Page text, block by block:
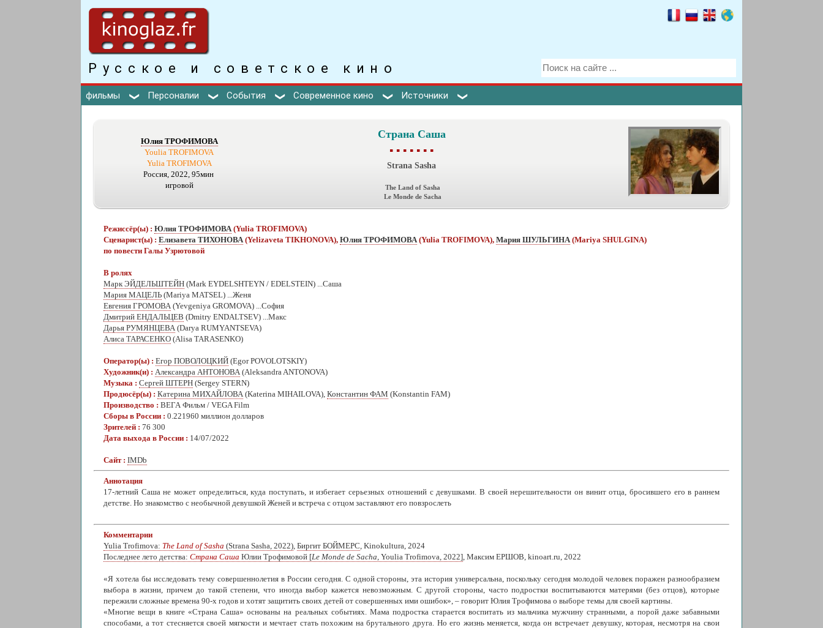
Русское и советское кино
фильмы Персоналии События Современное кино Источники
Юлия ТРОФИМОВА
Youlia TROFIMOVA
Yulia TROFIMOVA
Россия, 2022, 95мин
игровой
Страна Саша
▪ ▪ ▪ ▪ ▪ ▪ ▪
Strana Sasha
The Land of Sasha
Le Monde de Sacha
Режиссёр(ы) : Юлия ТРОФИМОВА (Yulia TROFIMOVA)
Сценарист(ы) : Елизавета ТИХОНОВА (Yelizaveta TIKHONOVA), Юлия ТРОФИМОВА (Yulia TROFIMOVA), Мария ШУЛЬГИНА (Mariya SHULGINA)
по повести Галы Узрютовой
В ролях
Марк ЭЙДЕЛЬШТЕЙН (Mark EYDELSHTEYN / EDELSTEIN) ...Саша
Мария МАЦЕЛЬ (Mariya MATSEL) ...Женя
Евгения ГРОМОВА (Yevgeniya GROMOVA) ...София
Дмитрий ЕНДАЛЬЦЕВ (Dmitry ENDALTSEV) ...Макс
Дарья РУМЯНЦЕВА (Darya RUMYANTSEVA)
Алиса ТАРАСЕНКО (Alisa TARASENKO)
Оператор(ы) : Егор ПОВОЛОЦКИЙ (Egor POVOLOTSKIY)
Художник(и) : Александра АНТОНОВА (Aleksandra ANTONOVA)
Музыка : Сергей ШТЕРН (Sergey STERN)
Продюсёр(ы) : Катерина МИХАЙЛОВА (Katerina MIHAILOVA), Константин ФАМ (Konstantin FAM)
Производство : ВЕГА Фильм / VEGA Film
Сборы в России : 0.221960 миллион долларов
Зрителей : 76 300
Дата выхода в России : 14/07/2022
Сайт : IMDb
Аннотация
17-летний Саша не может определиться, куда поступать, и избегает серьезных отношений с девушками. В своей нерешительности он винит отца, бросившего его в раннем
детстве. Но знакомство с необычной девушкой Женей и встреча с отцом заставляют его повзрослеть
Комментарии
Yulia Trofimova: The Land of Sasha (Strana Sasha, 2022) Биргит БОЙМЕРС , Kinokultura, 2024
Последнее лето детства: Страна Саша Юлии Трофимовой [Le Monde de Sacha , Youlia Trofimova, 2022] , Максим ЕРШОВ, kinoart.ru, 2022
«Я хотела бы исследовать тему совершеннолетия в России сегодня. С одной стороны, эта история универсальна, поскольку сегодня молодой человек поражен разнообразием
выбора в жизни, причем до такой степени, что иногда выбор кажется невозможным. С другой стороны, часто подростки воспитываются матерями (без отцов), которые
пережили сложные времена 90-х годов и хотят защитить своих детей от совершенных ими ошибок», – говорит Юлия Трофимова о выборе темы для своей картины.
«Многие вещи в книге «Страна Саша» основаны на реальных событиях. Мама подростка старается воспитать из мальчика мужчину странными, а порой даже забавными
способами, а тот стесняется своей мягкости и мечтает стать похожим на брутального друга. Но его жизнь меняется, когда он встречает девушку, которая, несмотря на свои